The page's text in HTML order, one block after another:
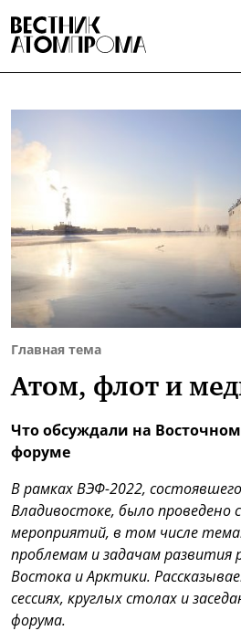
Главная тема
Атом, флот и
Что обсуждали на
форуме
В рамках ВЭФ-2022,
Владивостоке, было проведено
мероприятий, в том числе
проблемам и задачам развития
Востока и Арктики.
сессиях, круглых столах и
форума.